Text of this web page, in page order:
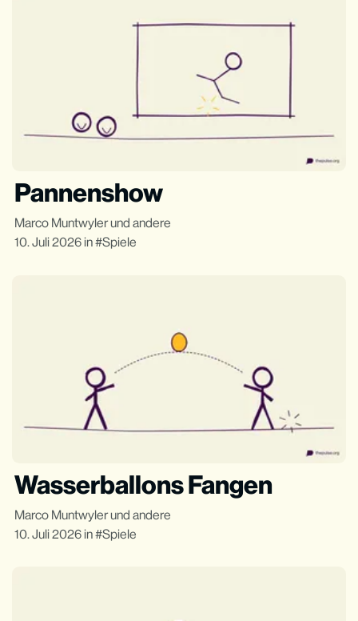
Pannenshow
Marco Muntwylerund andere
10. Juli 2026 in Spiele
Wasserballons Fangen
Marco Muntwylerund andere
10. Juli 2026 in Spiele